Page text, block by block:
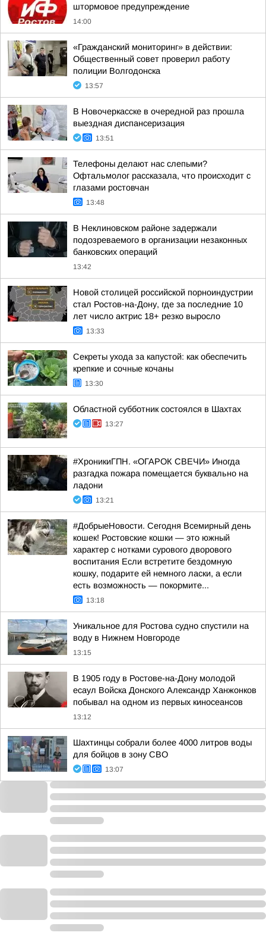
штормовое предупреждение
14:00
«Гражданский мониторинг» в действии:
Общественный совет проверил работу
полиции Волгодонска
13:57
В Новочеркасске в очередной раз прошла
выездная диспансеризация
13:51
Телефоны делают нас слепыми?
Офтальмолог рассказала, что происходит с
глазами ростовчан
13:48
В Неклиновском районе задержали
подозреваемого в организации незаконных
банковских операций
13:42
Новой столицей российской порноиндустрии
стал Ростов-на-Дону, где за последние 10
лет число актрис 18+ резко выросло
13:33
Секреты ухода за капустой: как обеспечить
крепкие и сочные кочаны
13:30
Областной субботник состоялся в Шахтах
13:27
#ХроникиГПН. «ОГАРОК СВЕЧИ» Иногда
разгадка пожара помещается буквально на
ладони
13:21
#ДобрыеНовости. Сегодня Всемирный день
кошек! Ростовские кошки — это южный
характер с нотками сурового дворового
воспитания Если встретите бездомную
кошку, подарите ей немного ласки, а если
есть возможность — покормите...
13:18
Уникальное для Ростова судно спустили на
воду в Нижнем Новгороде
13:15
В 1905 году в Ростове-на-Дону молодой
есаул Войска Донского Александр Ханжонков
побывал на одном из первых киносеансов
13:12
Шахтинцы собрали более 4000 литров воды
для бойцов в зону СВО
13:07